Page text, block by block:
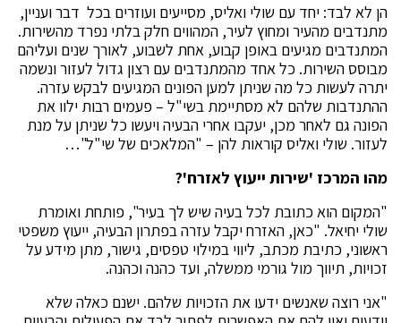
הן לא לבד: יחד עם שולי ואליס, מסייעים ועוזרים בכל דבר ועניין,
מתנדבים מהעיר ומחוץ לעיר, המהווים חלק בלתי נפרד מהשירות.
המתנדבים מגיעים באופן קבוע, אחת לשבוע, לאורך שנים ועליהם
מבוסס השירות. כל אחד מהמתנדבים עם רצון גדול לעזור ונשמה
יתרה לעשות כל מה שניתן למען הפונים המגיעים לבקש עזרה.
ההתנדבות שלהם לא מסתיימת בשי"ל – פעמים רבות ילוו את
הפונה גם לאחר מכן, יעקבו אחרי הבעיה ויעשו כל שניתן על מנת
לעזור. שולי ואליס קוראות להן – "המלאכים של שי"ל"…
מהו המרכז 'שירות ייעוץ לאזרח'?
"המקום הוא כתובת לכל בעיה שיש לך בעיר", פותחת ואומרת
שולי יחיאל. "כאן, האזרח יקבל עזרה בפתרון הבעיה, ייעוץ משפטי
ראשוני, כתיבת מכתב, ליווי במילוי טפסים, גישור, מתן מידע על
זכויות, תיווך מול גורמי ממשלה, ועד כהנה וכהנה.
"אני רוצה שאנשים ידעו את הזכויות שלהם. ישנם כאלה שלא